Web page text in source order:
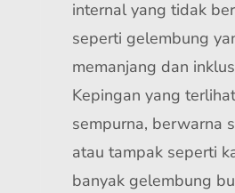
internal yang tidak
seperti gelembung
memanjang dan
Kepingan yang
sempurna, berwarna
atau tampak seperti
banyak gelembung